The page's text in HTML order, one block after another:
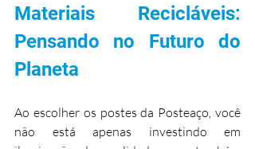
Materiais Recicláveis:
Pensando no Futuro do
Planeta
Ao escolher os postes da Posteaço, você
não está apenas investindo em